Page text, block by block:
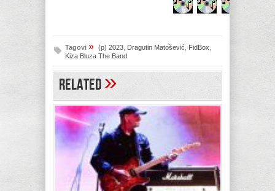
Tagovi » (p) 2023 Dragutin Matošević FidBox
Kiza Bluza The Band
Related»